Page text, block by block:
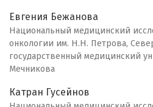
Евгения Бежанова
Национальный медицинский
онкологии им. Н.Н. Петрова,
государственный медицинский
Мечникова
Катран Гусейнов